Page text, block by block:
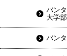
バン
大学部
バン